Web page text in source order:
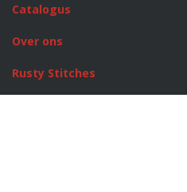
Catalogus
Over ons
Rusty Stitches